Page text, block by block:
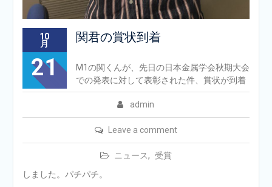
10
月
21
関君の賞状到着
admin
Leave a comment
ニュース, 受賞
M1の関くんが、先日の日本金属学会秋期大会
での発表に対して表彰された件、賞状が到着
しました。パチパチ。